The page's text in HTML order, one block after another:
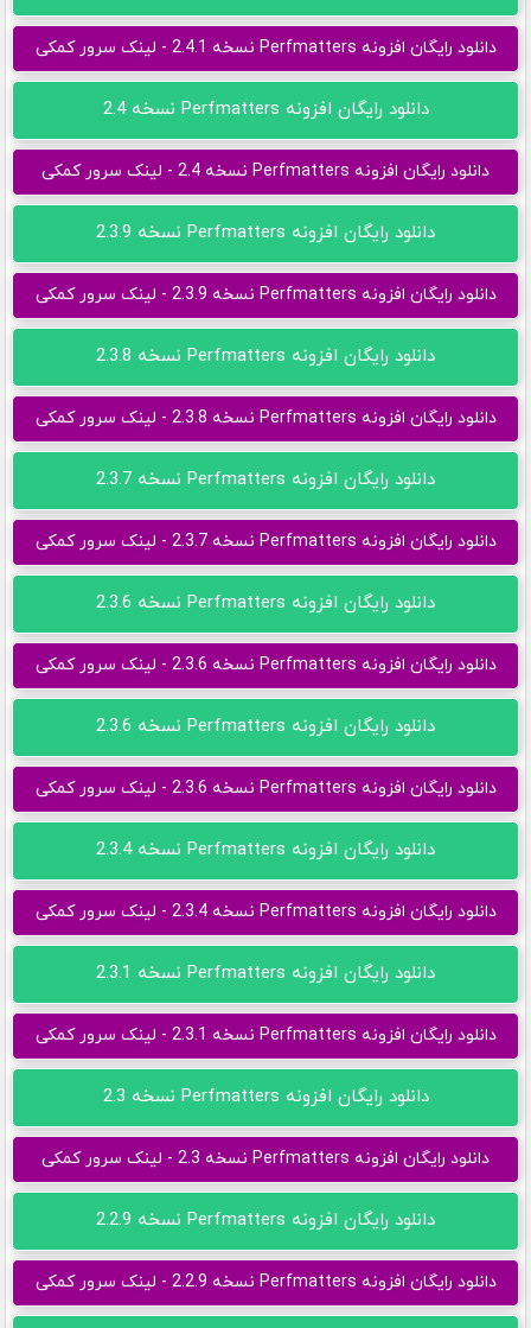
دانلود رایگان افزونه Perfmatters نسخه 2.4.1 - لینک سرور کمکی
دانلود رایگان افزونه Perfmatters نسخه 2.4
دانلود رایگان افزونه Perfmatters نسخه 2.4 - لینک سرور کمکی
دانلود رایگان افزونه Perfmatters نسخه 2.3.9
دانلود رایگان افزونه Perfmatters نسخه 2.3.9 - لینک سرور کمکی
دانلود رایگان افزونه Perfmatters نسخه 2.3.8
دانلود رایگان افزونه Perfmatters نسخه 2.3.8 - لینک سرور کمکی
دانلود رایگان افزونه Perfmatters نسخه 2.3.7
دانلود رایگان افزونه Perfmatters نسخه 2.3.7 - لینک سرور کمکی
دانلود رایگان افزونه Perfmatters نسخه 2.3.6
دانلود رایگان افزونه Perfmatters نسخه 2.3.6 - لینک سرور کمکی
دانلود رایگان افزونه Perfmatters نسخه 2.3.6
دانلود رایگان افزونه Perfmatters نسخه 2.3.6 - لینک سرور کمکی
دانلود رایگان افزونه Perfmatters نسخه 2.3.4
دانلود رایگان افزونه Perfmatters نسخه 2.3.4 - لینک سرور کمکی
دانلود رایگان افزونه Perfmatters نسخه 2.3.1
دانلود رایگان افزونه Perfmatters نسخه 2.3.1 - لینک سرور کمکی
دانلود رایگان افزونه Perfmatters نسخه 2.3
دانلود رایگان افزونه Perfmatters نسخه 2.3 - لینک سرور کمکی
دانلود رایگان افزونه Perfmatters نسخه 2.2.9
دانلود رایگان افزونه Perfmatters نسخه 2.2.9 - لینک سرور کمکی